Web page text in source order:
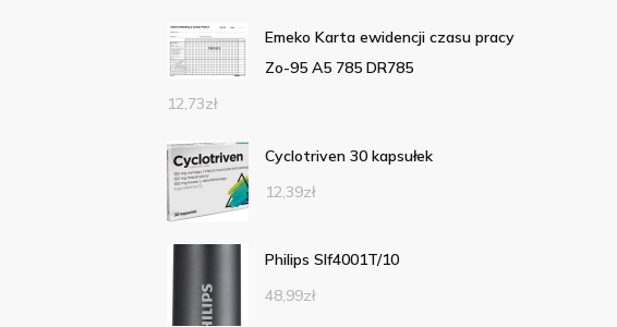
Emeko Karta ewidencji czasu pracy
Zo-95 A5 785 DR785
12,73zł
Cyclotriven 30 kapsułek
12,39zł
Philips Slf4001T/10
48,99zł